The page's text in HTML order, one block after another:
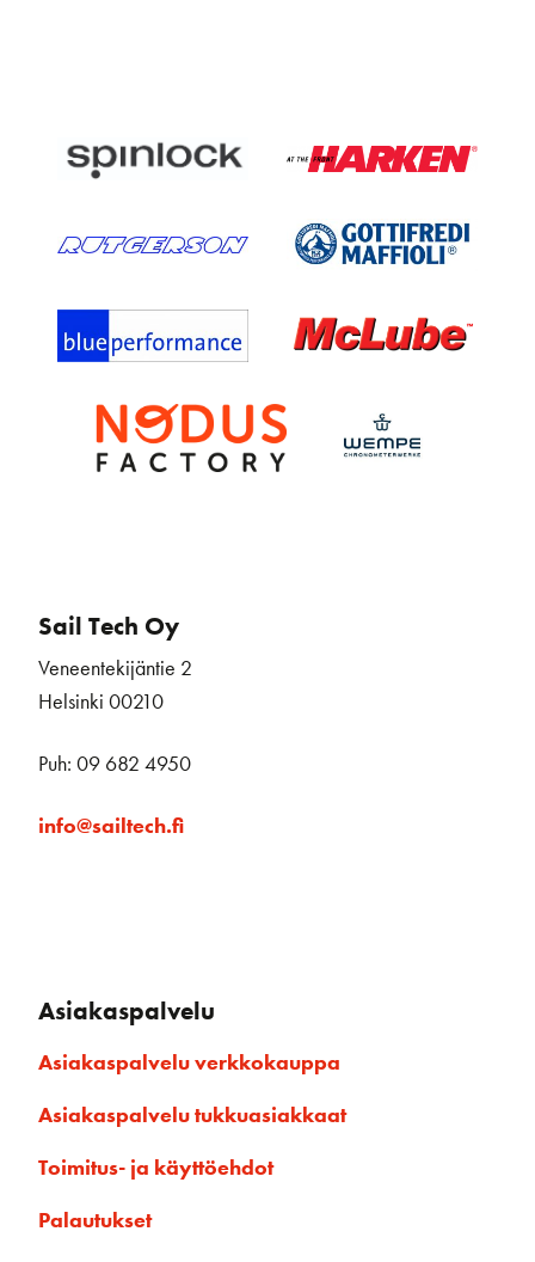
Sail Tech Oy
Veneentekijäntie 2
Helsinki 00210
Puh: 09 682 4950
info@sailtech.fi
Asiakaspalvelu
Asiakaspalvelu verkkokauppa
Asiakaspalvelu tukkuasiakkaat
Toimitus- ja käyttöehdot
Palautukset